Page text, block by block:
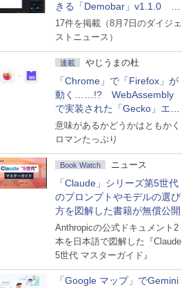
きる「Demobar」v1.1.0 ほ
か
17件を掲載（8月7日のダイジェ
ストニュース）
連載 やじうまの杜
「Chrome」で「Firefox」が
動く……!? WebAssembly
で実装された「Gecko」エン
ジン
意味があるかどうかはともかく
ロマンたっぷり
Book Watch ニュース
「Claude」シリーズ第5世代
のプロンプトやモデルの選び
方を図解した書籍が無償公開
Anthropicの公式ドキュメント2
本を日本語で図解した『Claude
5世代 マスターガイド』
「Google マップ」でGemini